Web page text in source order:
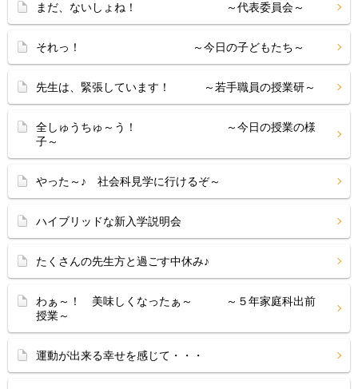
まだ、ないしょね！ ～代表委員会～
それっ！ ～今日の子どもたち～
先生は、緊張しています！ ～若手職員の授業研～
全しゅうちゅ～う！ ～今日の授業の様
子～
やった～♪ 社会科見学に行けるぞ～
ハイブリッドな新入学説明会
たくさんの先生方と過ごす中休み♪
わぁ～！ 美味しくなったぁ～ ～５年家庭科出前
授業～
運動が出来る幸せを感じて・・・